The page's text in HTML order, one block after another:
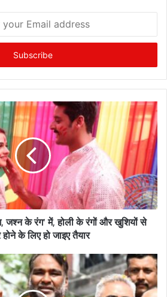
के रंग’ में, होली के रंगों और खुशियों से
होने के लिए हो जाइए तैयार